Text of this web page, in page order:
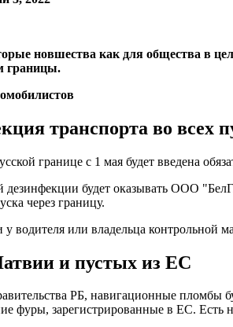
новшества как для общества в
границы.
транспорта во всех
границе с 1 мая будет введена
дезинфекции будет оказывать ООО
через границу.
у водителя или владельца контрольной
и пустых из ЕС
РБ, навигационные пломбы
фуры, зарегистрированные в ЕС. Есть